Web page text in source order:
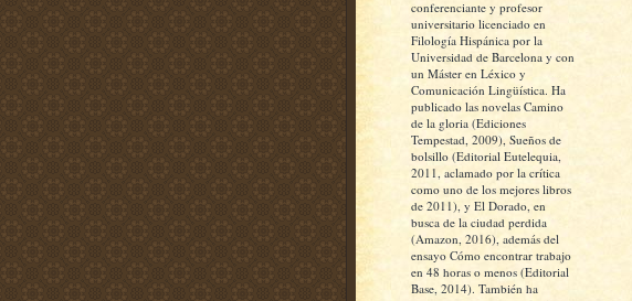
conferenciante y profesor
universitario licenciado en
Filología Hispánica por la
Universidad de Barcelona y con
un Máster en Léxico y
Comunicación Lingüística. Ha
publicado las novelas Camino
de la gloria (Ediciones
Tempestad, 2009), Sueños de
bolsillo (Editorial Eutelequia,
2011, aclamado por la crítica
como uno de los mejores libros
de 2011), y El Dorado, en
busca de la ciudad perdida
(Amazon, 2016), además del
ensayo Cómo encontrar trabajo
en 48 horas o menos (Editorial
Base, 2014). También ha